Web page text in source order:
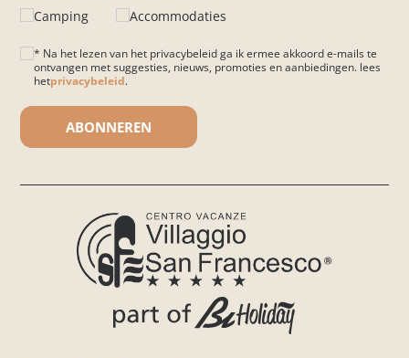
Camping
Accommodaties
* Na het lezen van het privacybeleid ga ik ermee akkoord e-mails te
ontvangen met suggesties, nieuws, promoties en aanbiedingen. lees
hetprivacybeleid.
Gelieve dit veld leeg te laten.